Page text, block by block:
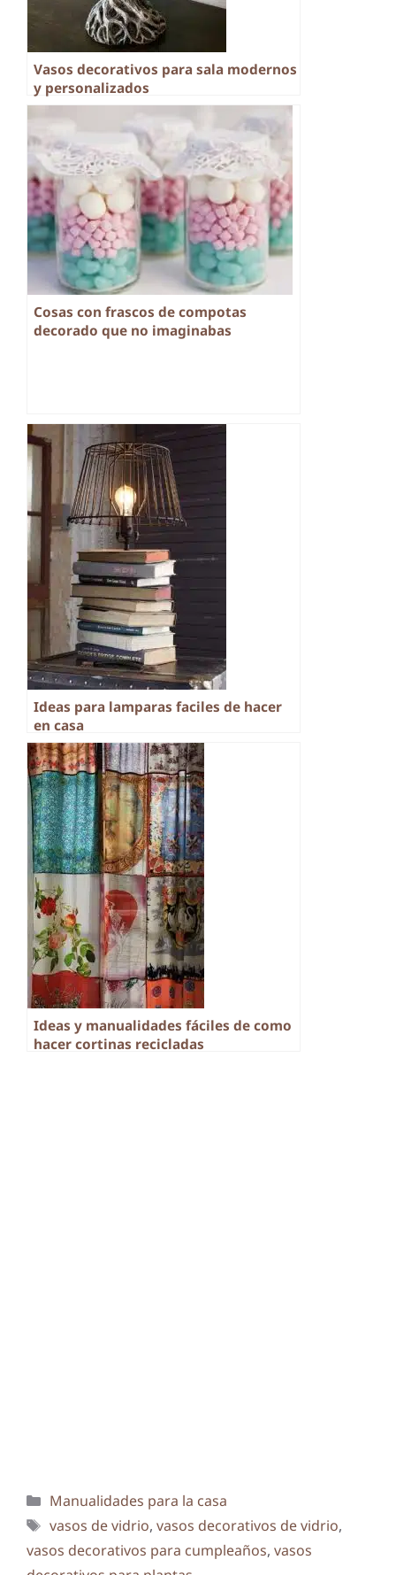
Vasos decorativos para sala modernos
y personalizados
Cosas con frascos de compotas
decorado que no imaginabas
Ideas para lamparas faciles de hacer
en casa
Ideas y manualidades fáciles de como
hacer cortinas recicladas
Categorías
Manualidades para la casa
Etiquetas
vasos de vidrio, vasos decorativos de vidrio,
vasos decorativos para cumpleaños, vasos